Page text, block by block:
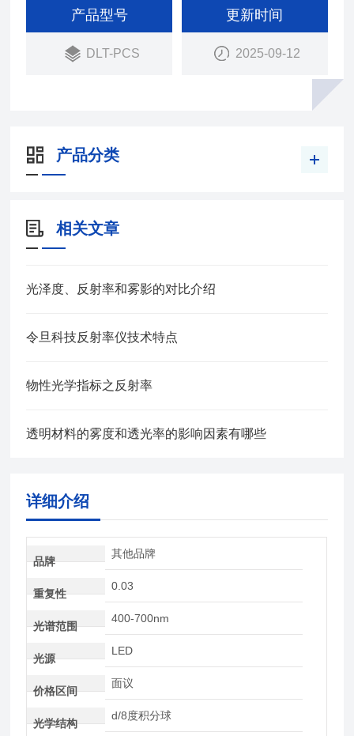
产品型号
DLT-PCS
更新时间
2025-09-12
产品分类
相关文章
光泽度、反射率和雾影的对比介绍
令旦科技反射率仪技术特点
物性光学指标之反射率
透明材料的雾度和透光率的影响因素有哪些
详细介绍
品牌
其他品牌
重复性
0.03
光谱范围
400-700nm
光源
LED
价格区间
面议
光学结构
d/8度积分球